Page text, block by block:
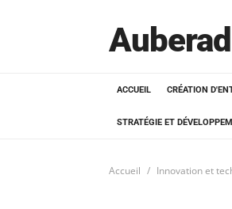
ACCUEIL CRÉATION
STRATÉGIE ET
Accueil Innovation et